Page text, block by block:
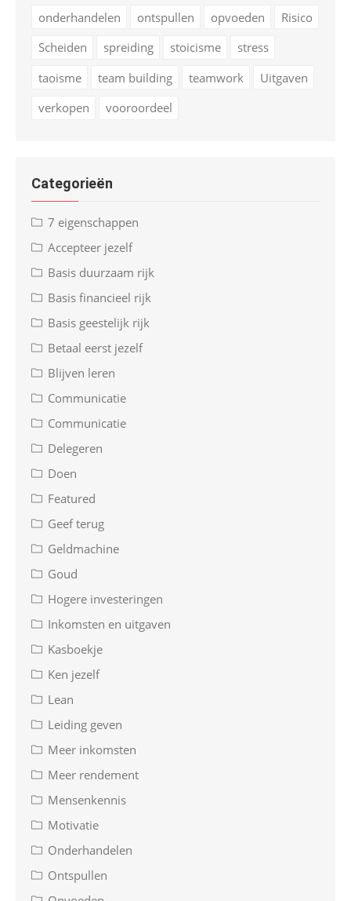
onderhandelen
ontspullen opvoeden
Risico
Scheiden
spreiding stoicisme
stress
taoisme
team building teamwork
Uitgaven
verkopen
vooroordeel
Categorieën
7 eigenschappen
Accepteer jezelf
Basis duurzaam rijk
Basis financieel rijk
Basis geestelijk rijk
Betaal eerst jezelf
Blijven leren
Communicatie
Communicatie
Delegeren
Doen
Featured
Geef terug
Geldmachine
Goud
Hogere investeringen
Inkomsten en uitgaven
Kasboekje
Ken jezelf
Lean
Leiding geven
Meer inkomsten
Meer rendement
Mensenkennis
Motivatie
Onderhandelen
Ontspullen